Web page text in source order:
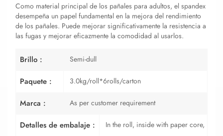
Como material principal de los pañales para adultos, el spandex
desempeña un papel fundamental en la mejora del rendimiento
de los pañales. Puede mejorar significativamente la resistencia a
las fugas y mejorar eficazmente la comodidad al usarlos.
Brillo : Semi-dull
Paquete : 3.0kg/roll*6rolls/carton
Marca : As per customer requirement
Detalles de embalaje :
In the roll, inside with paper core,